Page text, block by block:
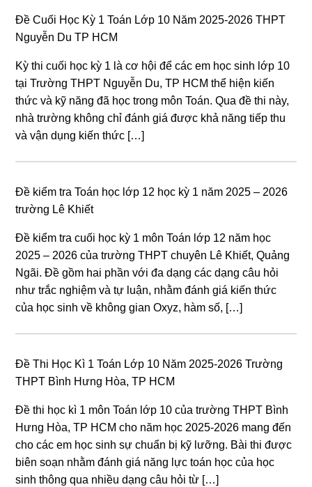
Đề Cuối Học Kỳ 1 Toán Lớp 10 Năm 2025-2026 THPT
Nguyễn Du TP HCM
Kỳ thi cuối học kỳ 1 là cơ hội để các em học sinh lớp 10
tại Trường THPT Nguyễn Du, TP HCM thể hiện kiến
thức và kỹ năng đã học trong môn Toán. Qua đề thi này,
nhà trường không chỉ đánh giá được khả năng tiếp thu
và vận dụng kiến thức […]
Đề kiểm tra Toán học lớp 12 học kỳ 1 năm 2025 – 2026
trường Lê Khiết
Đề kiểm tra cuối học kỳ 1 môn Toán lớp 12 năm học
2025 – 2026 của trường THPT chuyên Lê Khiết, Quảng
Ngãi. Đề gồm hai phần với đa dạng các dạng câu hỏi
như trắc nghiệm và tự luận, nhằm đánh giá kiến thức
của học sinh về không gian Oxyz, hàm số, […]
Đề Thi Học Kì 1 Toán Lớp 10 Năm 2025-2026 Trường
THPT Bình Hưng Hòa, TP HCM
Đề thi học kì 1 môn Toán lớp 10 của trường THPT Bình
Hưng Hòa, TP HCM cho năm học 2025-2026 mang đến
cho các em học sinh sự chuẩn bị kỹ lưỡng. Bài thi được
biên soạn nhằm đánh giá năng lực toán học của học
sinh thông qua nhiều dạng câu hỏi từ […]